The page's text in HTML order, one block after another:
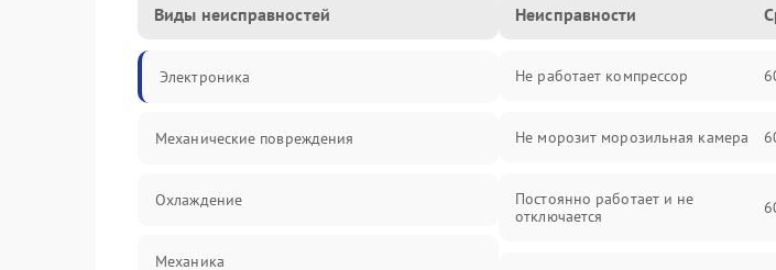
Виды неисправностей
Электроника
Механические повреждения
Охлаждение
Механика
Неисправности
Не работает компрессор
Не морозит морозильная камера
Постоянно работает и не
отключается